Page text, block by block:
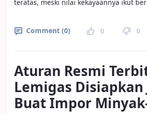
teratas, meski nilai kekayaannya ikut
Comment (0) 0 0
Aturan Resmi
Lemigas Disiapkan
Buat Impor